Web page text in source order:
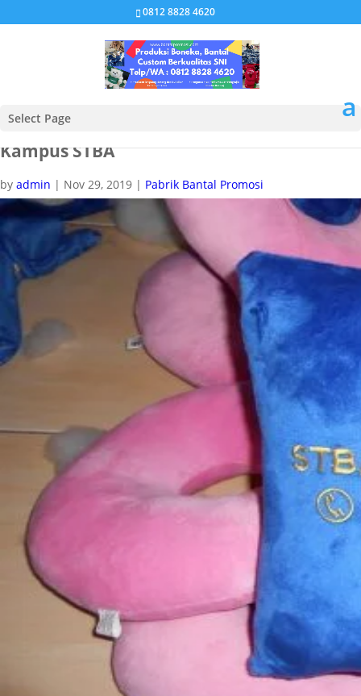
0812 8828 4620
Select Page
Pabrik Bantal Promosi Custom Murah
Kampus STBA
by admin | Nov 29, 2019 | Pabrik Bantal Promosi